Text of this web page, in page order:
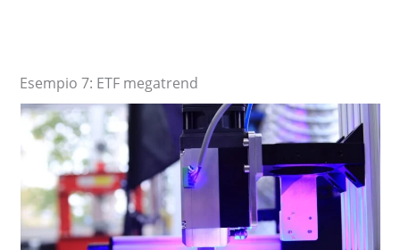
Esempio 7: ETF megatrend